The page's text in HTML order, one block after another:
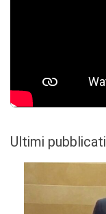
Ultimi pubblicati